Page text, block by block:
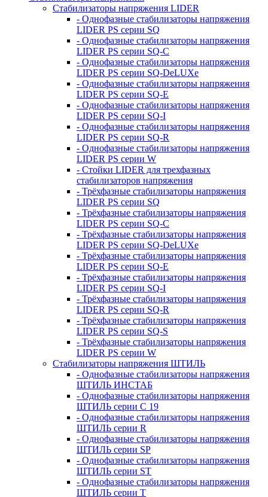
Стабилизаторы напряжения LIDER
- Однофазные стабилизаторы напряжения
LIDER PS серии SQ
- Однофазные стабилизаторы напряжения
LIDER PS серии SQ-C
- Однофазные стабилизаторы напряжения
LIDER PS серии SQ-DeLUXe
- Однофазные стабилизаторы напряжения
LIDER PS серии SQ-E
- Однофазные стабилизаторы напряжения
LIDER PS серии SQ-I
- Однофазные стабилизаторы напряжения
LIDER PS серии SQ-R
- Однофазные стабилизаторы напряжения
LIDER PS серии W
- Стойки LIDER для трехфазных
стабилизаторов напряжения
- Трёхфазные стабилизаторы напряжения
LIDER PS серии SQ
- Трёхфазные стабилизаторы напряжения
LIDER PS серии SQ-C
- Трёхфазные стабилизаторы напряжения
LIDER PS серии SQ-DeLUXe
- Трёхфазные стабилизаторы напряжения
LIDER PS серии SQ-E
- Трёхфазные стабилизаторы напряжения
LIDER PS серии SQ-I
- Трёхфазные стабилизаторы напряжения
LIDER PS серии SQ-R
- Трёхфазные стабилизаторы напряжения
LIDER PS серии SQ-S
- Трёхфазные стабилизаторы напряжения
LIDER PS серии W
Стабилизаторы напряжения ШТИЛЬ
- Однофазные стабилизаторы напряжения
ШТИЛЬ ИНСТАБ
- Однофазные стабилизаторы напряжения
ШТИЛЬ серии C 19
- Однофазные стабилизаторы напряжения
ШТИЛЬ серии R
- Однофазные стабилизаторы напряжения
ШТИЛЬ серии SP
- Однофазные стабилизаторы напряжения
ШТИЛЬ серии ST
- Однофазные стабилизаторы напряжения
ШТИЛЬ серии T